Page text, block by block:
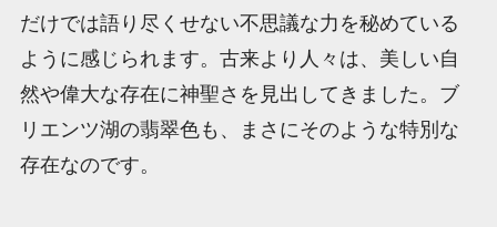
だけでは語り尽くせない不思議な力を秘めている
ように感じられます。古来より人々は、美しい自
然や偉大な存在に神聖さを見出してきました。ブ
リエンツ湖の翡翠色も、まさにそのような特別な
存在なのです。